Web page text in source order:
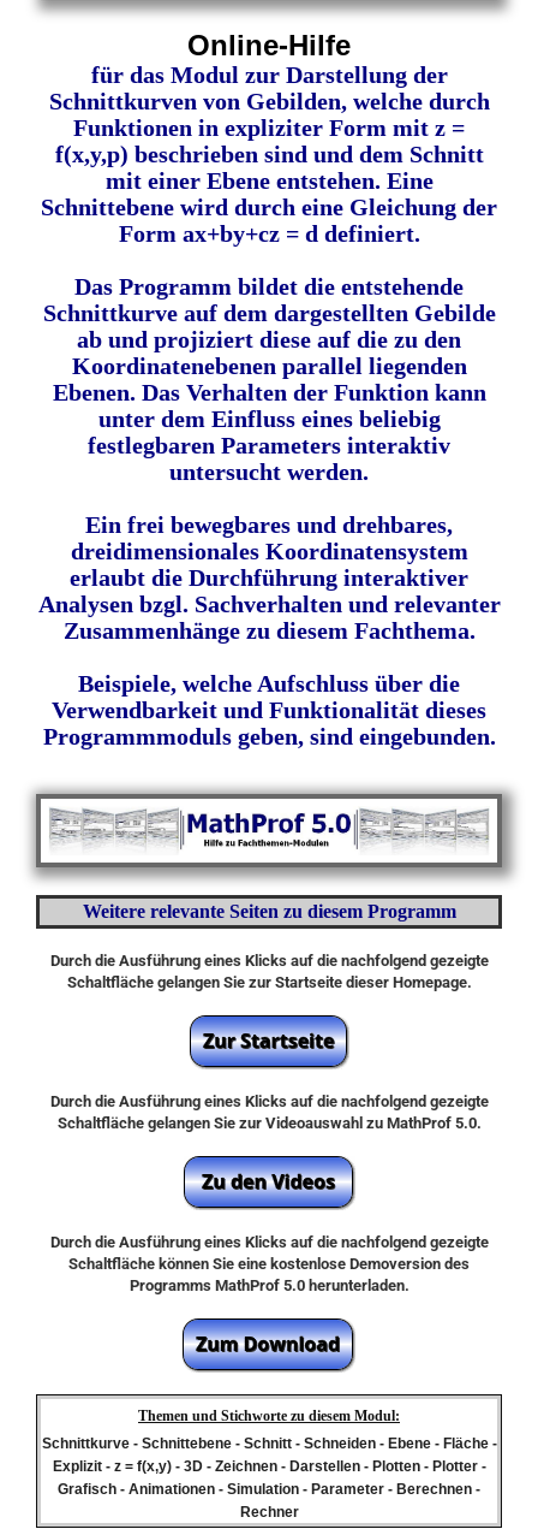
Online-Hilfe
für das Modul zur Darstellung der
Schnittkurven von Gebilden, welche durch
Funktionen in expliziter Form mit z =
f(x,y,p) beschrieben sind und dem Schnitt
mit einer Ebene entstehen. Eine
Schnittebene wird durch eine Gleichung der
Form ax+by+cz = d definiert.
Das Programm bildet die entstehende
Schnittkurve auf dem dargestellten Gebilde
ab und projiziert diese auf die zu den
Koordinatenebenen parallel liegenden
Ebenen. Das Verhalten der Funktion kann
unter dem Einfluss eines beliebig
festlegbaren Parameters interaktiv
untersucht werden.
Ein frei bewegbares und drehbares,
dreidimensionales Koordinatensystem
erlaubt die Durchführung interaktiver
Analysen bzgl. Sachverhalten und relevanter
Zusammenhänge zu diesem Fachthema.
Beispiele, welche Aufschluss über die
Verwendbarkeit und Funktionalität dieses
Programmmoduls geben, sind eingebunden.
Weitere relevante Seiten zu diesem Programm
Durch die Ausführung eines Klicks auf die nachfolgend gezeigte
Schaltfläche gelangen Sie zur Startseite dieser Homepage.
Durch die Ausführung eines Klicks auf die nachfolgend gezeigte
Schaltfläche gelangen Sie zur Videoauswahl zu MathProf 5.0.
Durch die Ausführung eines Klicks auf die nachfolgend gezeigte
Schaltfläche können Sie eine kostenlose Demoversion des
Programms MathProf 5.0 herunterladen.
Themen und Stichworte zu diesem Modul:
Schnittkurve - Schnittebene - Schnitt - Schneiden - Ebene - Fläche -
Explizit - z = f(x,y) - 3D - Zeichnen - Darstellen - Plotten - Plotter -
Grafisch - Animationen - Simulation - Parameter - Berechnen -
Rechner